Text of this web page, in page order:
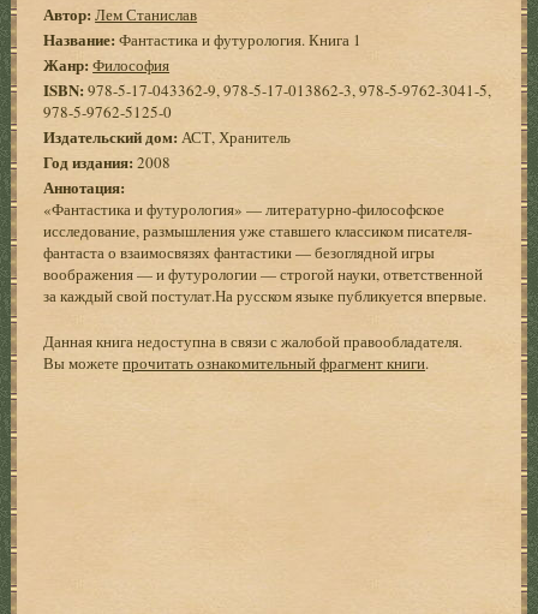
Автор: Лем Станислав
Название: Фантастика и футурология. Книга 1
Жанр: Философия
ISBN: 978-5-17-043362-9, 978-5-17-013862-3, 978-5-9762-3041-5,
978-5-9762-5125-0
Издательский дом: АСТ, Хранитель
Год издания: 2008
Аннотация:
«Фантастика и футурология» — литературно-философское
исследование, размышления уже ставшего классиком писателя-
фантаста о взаимосвязях фантастики — безоглядной игры
воображения — и футурологии — строгой науки, ответственной
за каждый свой постулат.На русском языке публикуется впервые.
Данная книга недоступна в связи с жалобой правообладателя.
Вы можетепрочитать ознакомительный фрагмент книги.